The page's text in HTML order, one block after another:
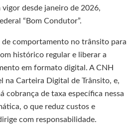
vigor desde janeiro de 2026,
“Bom Condutor”.
comportamento no trânsito para
histórico regular e liberar a
em formato digital. A CNH
na Carteira Digital de Trânsito, e,
cobrança de taxa específica nessa
o que reduz custos e
com responsabilidade.